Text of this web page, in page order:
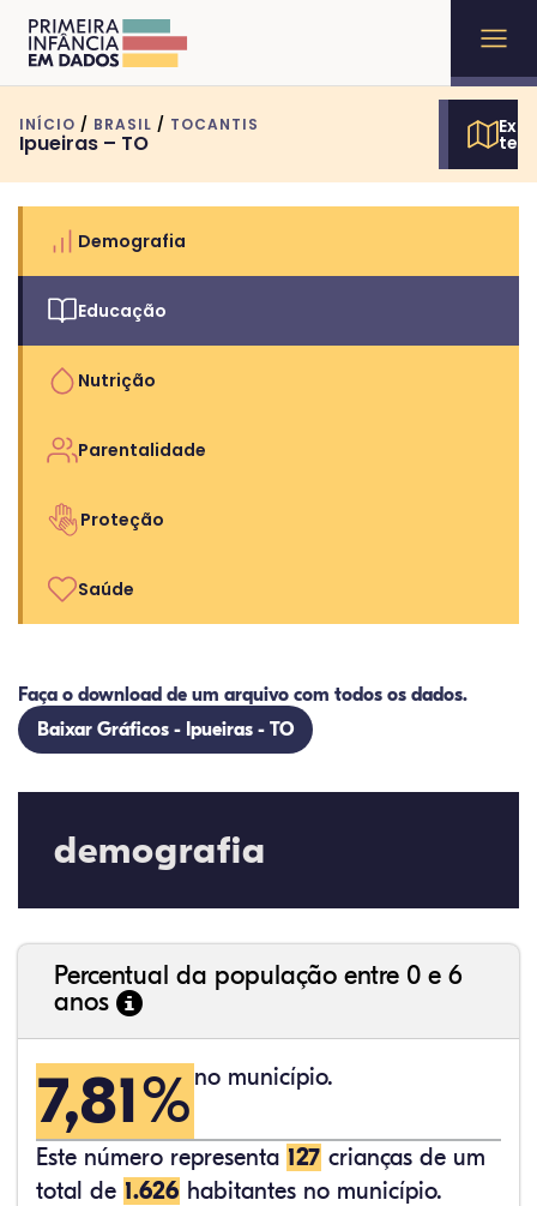
INÍCIO / BRASIL / TOCANTIS
Ipueiras – TO
Demografia
Educação
Nutrição
Parentalidade
Proteção
Saúde
Faça o download de um arquivo com todos os dados.
Baixar Gráficos - Ipueiras - TO
demografia
Percentual da população entre 0 e 6
anos
7,81% no município.
Este número representa 127 crianças de um
total de 1.626 habitantes no município.